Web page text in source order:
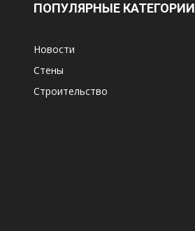
ПОПУЛЯРНЫЕ КАТЕГОРИИ
Новости
Стены
Строительство